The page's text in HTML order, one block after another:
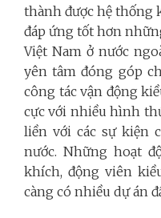
thành được hệ thống
đáp ứng tốt hơn
Việt Nam ở nước
yên tâm đóng góp
công tác vận động
cực với nhiều hình
liền với các sự kiện
nước. Những hoạt
khích, động viên
càng có nhiều dự án